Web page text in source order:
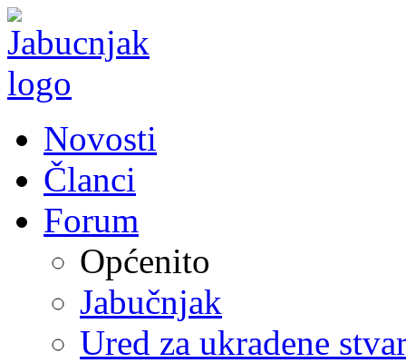
Novosti
Članci
Forum
Općenito
Jabučnjak
Ured za ukradene